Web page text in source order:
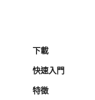
下載
快速入門
特徵